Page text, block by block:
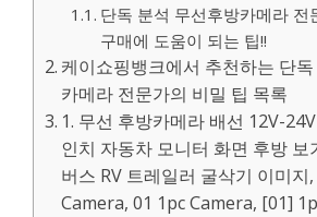
단독 분석 무선후방카메라 전
구매에 도움이 되는 팁!!
케이쇼핑뱅크에서 추천하는 단
카메라 전문가의 비밀 팁 목록
1. 무선 후방카메라 배선 12V-
인치 자동차 모니터 화면 후방 보
버스 RV 트레일러 굴삭기 이미
Camera, 01 1pc Camera, [01]